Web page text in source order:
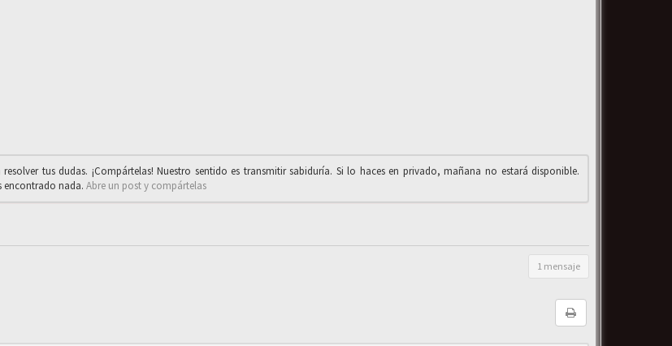
resolver tus dudas. ¡Compártelas! Nuestro sentido es transmitir sabiduría. Si lo haces en privado, mañana no estará disponible.
encontrado nada. Abre un post y compártelas
1 mensaje